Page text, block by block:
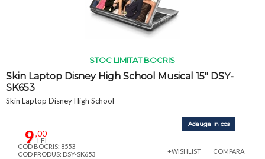
STOC LIMITAT BOCRIS
Skin Laptop Disney High School Musical 15" DSY-
SK653
Skin Laptop Disney High School
9,00
LEI
Adauga in cos
COD BOCRIS: 8553
COD PRODUS: DSY-SK653
+WISHLIST COMPARA